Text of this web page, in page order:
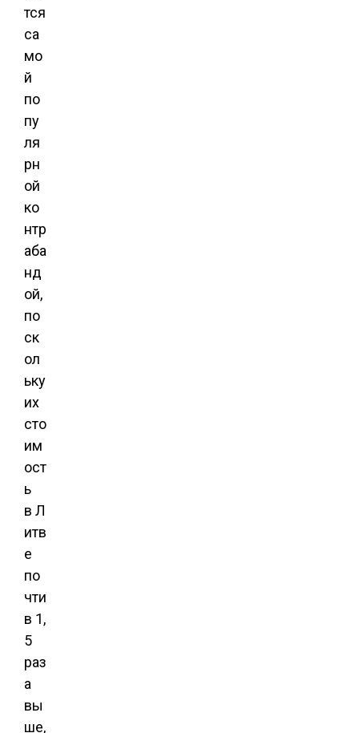
тся
са
мо
й
по
пу
ля
рн
ой
ко
нтр
аба
нд
ой,
по
ск
ол
ьку
их
сто
им
ост
ь
в Л
итв
е
по
чти
в 1,
5
раз
а
вы
ше,